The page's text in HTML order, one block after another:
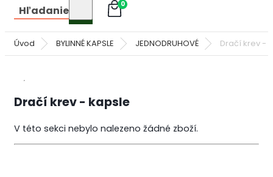
Hľadanie 0
Úvod BYLINNÉ KAPSLE JEDNODRUHOVÉ Dračí krev -
Dračí krev - kapsle
V této sekci nebylo nalezeno žádné zboží.